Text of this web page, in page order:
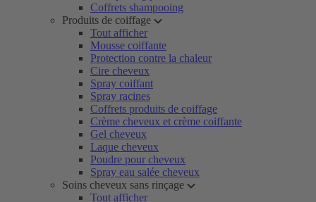
Coffrets shampooing
Produits de coiffage
Tout afficher
Mousse coiffante
Protection contre la chaleur
Cire cheveux
Spray coiffant
Spray racines
Coffrets produits de coiffage
Crème cheveux et crème coiffante
Gel cheveux
Laque cheveux
Poudre pour cheveux
Spray eau salée cheveux
Soins cheveux sans rinçage
Tout afficher